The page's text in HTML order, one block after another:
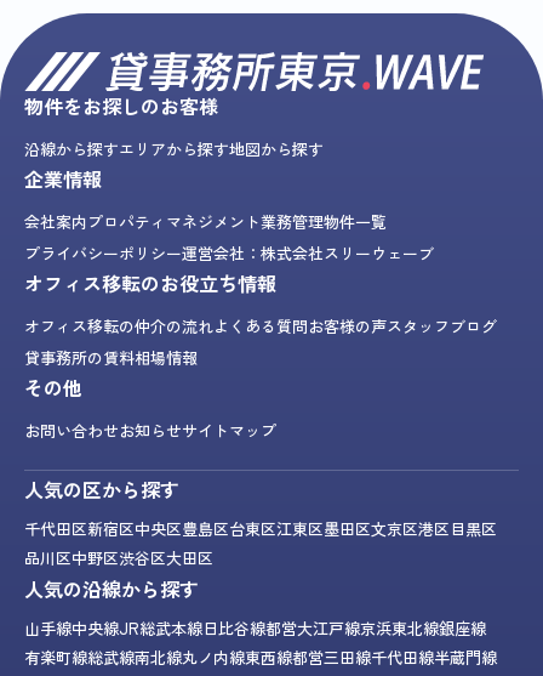
物件をお探しのお客様
沿線から探すエリアから探す地図から探す
企業情報
会社案内プロパティマネジメント業務管理物件一覧
プライバシーポリシー運営会社：株式会社スリーウェーブ
オフィス移転のお役立ち情報
オフィス移転の仲介の流れよくある質問お客様の声スタッフブログ
貸事務所の賃料相場情報
その他
お問い合わせお知らせサイトマップ
人気の区から探す
千代田区新宿区中央区豊島区台東区江東区墨田区文京区港区目黒区
品川区中野区渋谷区大田区
人気の沿線から探す
山手線中央線JR総武本線日比谷線都営大江戸線京浜東北線銀座線
有楽町線総武線南北線丸ノ内線東西線都営三田線千代田線半蔵門線